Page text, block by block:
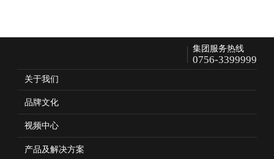
集团服务热线
0756-3399999
关于我们
品牌文化
视频中心
产品及解决方案